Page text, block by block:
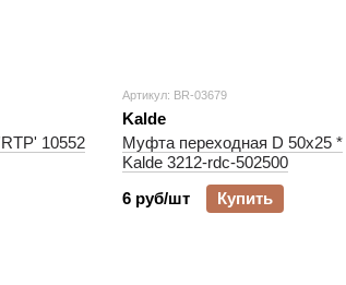
10552
Артикул: BR-03679
Kalde
Муфта переходная D 50х25 *
Kalde 3212-rdc-502500
6 руб/шт
Купить